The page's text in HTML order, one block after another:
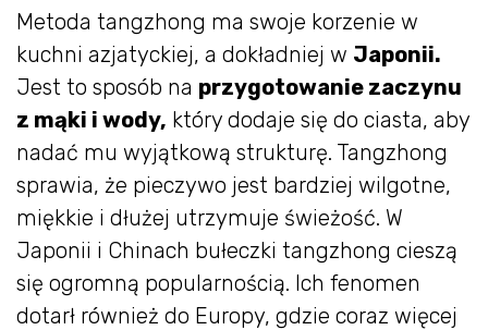
Metoda tangzhong ma swoje korzenie w
kuchni azjatyckiej, a dokładniej w Japonii.
Jest to sposób na przygotowanie zaczynu
z mąki i wody, który dodaje się do ciasta, aby
nadać mu wyjątkową strukturę. Tangzhong
sprawia, że pieczywo jest bardziej wilgotne,
miękkie i dłużej utrzymuje świeżość. W
Japonii i Chinach bułeczki tangzhong cieszą
się ogromną popularnością. Ich fenomen
dotarł również do Europy, gdzie coraz więcej